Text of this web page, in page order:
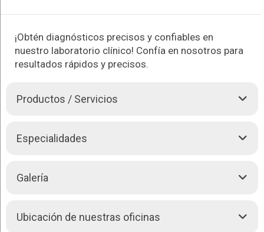
¡Obtén diagnósticos precisos y confiables en
nuestro laboratorio clínico! Confía en nosotros para
resultados rápidos y precisos.
Productos / Servicios
En Laboratorio Clínico Praxis, nuestra prioridad es tu salud.
Con un equipo deProfesionales
tecnología de última generación para ofrecerte diagnósticos
sanguínea hasta marcadores tumorales y estudios especiales
Especialidades
Realizamos los siguientes análisis:
Hemostasia
Galería
Ubicación de nuestras oficinas